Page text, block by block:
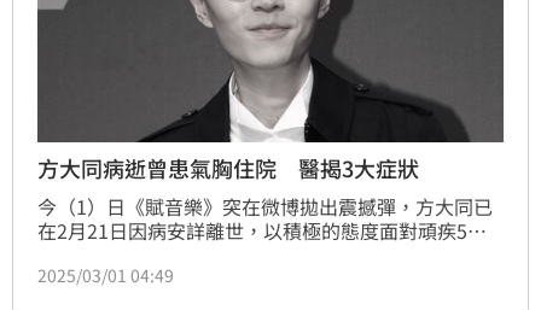
方大同病逝曾患氣胸住院 醫揭3大症狀
今（1）日《賦音樂》突在微博拋出震撼彈，方大同已
在2月21日因病安詳離世，以積極的態度面對頑疾5
過，他曾因罹患氣胸多次住院。胸腔外科醫師杜承哲示
2025/03/01 04:49